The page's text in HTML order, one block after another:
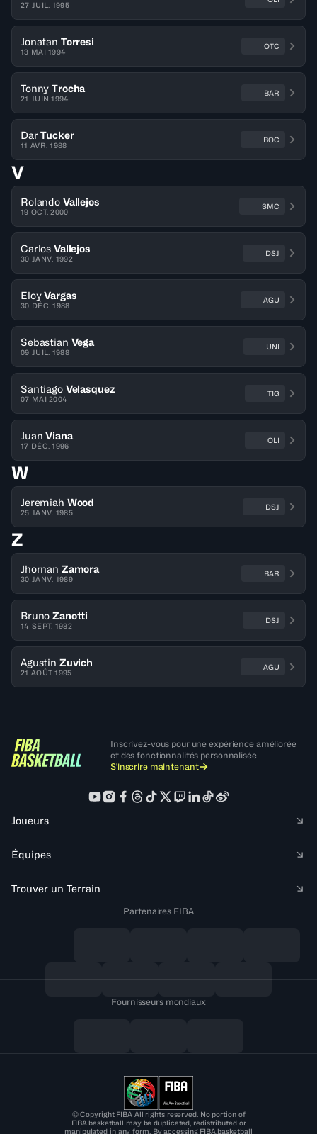
27 JUIL. 1995
Jonatan Torresi
13 MAI 1994
OTC
Tonny Trocha
21 JUIN 1994
BAR
Dar Tucker
11 AVR. 1988
BOC
V
Rolando Vallejos
19 OCT. 2000
SMC
Carlos Vallejos
30 JANV. 1992
DSJ
Eloy Vargas
30 DÉC. 1988
AGU
Sebastian Vega
09 JUIL. 1988
UNI
Santiago Velasquez
07 MAI 2004
TIG
Juan Viana
17 DÉC. 1996
OLI
W
Jeremiah Wood
25 JANV. 1985
DSJ
Z
Jhornan Zamora
30 JANV. 1989
BAR
Bruno Zanotti
14 SEPT. 1982
DSJ
Agustin Zuvich
21 AOÛT 1995
AGU
Inscrivez-vous pour une expérience améliorée
et des fonctionnalités personnalisée
S'inscrire maintenant
Joueurs
Équipes
Trouver un Terrain
Partenaires FIBA
Fournisseurs mondiaux
© Copyright FIBA All rights reserved. No portion of
FIBA.basketball may be duplicated, redistributed or
manipulated in any form. By accessing FIBA.basketball